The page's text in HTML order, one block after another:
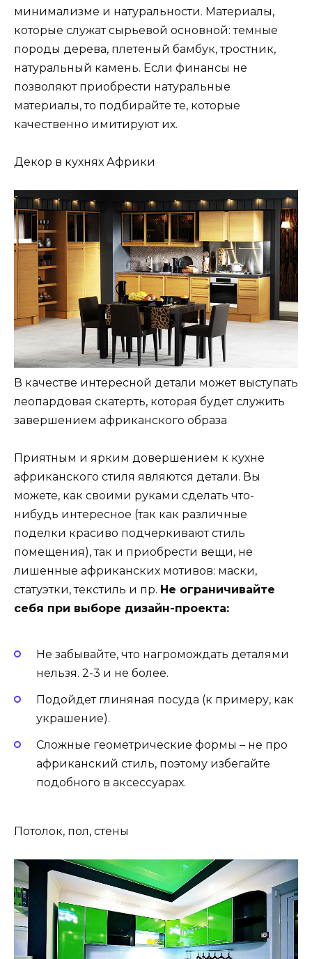
минимализме и натуральности. Материалы,
которые служат сырьевой основной: темные
породы дерева, плетеный бамбук, тростник,
натуральный камень. Если финансы не
позволяют приобрести натуральные
материалы, то подбирайте те, которые
качественно имитируют их.
Декор в кухнях Африки
В качестве интересной детали может выступать
леопардовая скатерть, которая будет служить
завершением африканского образа
Приятным и ярким довершением к кухне
африканского стиля являются детали. Вы
можете, как своими руками сделать что-
нибудь интересное (так как различные
поделки красиво подчеркивают стиль
помещения), так и приобрести вещи, не
лишенные африканских мотивов: маски,
статуэтки, текстиль и пр. Не ограничивайте
себя при выборе дизайн-проекта:
Не забывайте, что нагромождать деталями
нельзя. 2-3 и не более.
Подойдет глиняная посуда (к примеру, как
украшение).
Сложные геометрические формы – не про
африканский стиль, поэтому избегайте
подобного в аксессуарах.
Потолок, пол, стены